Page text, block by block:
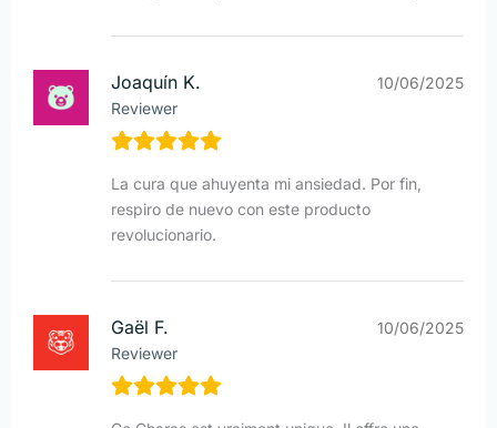
Joaquín K.
Reviewer
10/06/2025
La cura que ahuyenta mi ansiedad. Por fin,
respiro de nuevo con este producto
revolucionario.
Gaël F.
Reviewer
10/06/2025